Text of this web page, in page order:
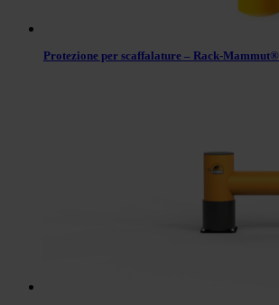
Protezione per scaffalature – Rack-Mammut®